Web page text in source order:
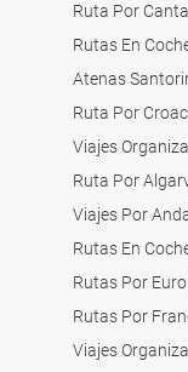
Ruta Por
Rutas En
Atenas
Ruta Por
Viajes
Ruta Por
Viajes Por
Rutas En
Rutas Por
Rutas Por
Viajes